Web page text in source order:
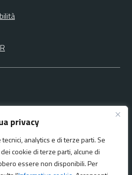
privacy
analytics e di terze parti. Se
cookie di terze parti, alcune di
essere non disponibili. Per
Mappa del sito